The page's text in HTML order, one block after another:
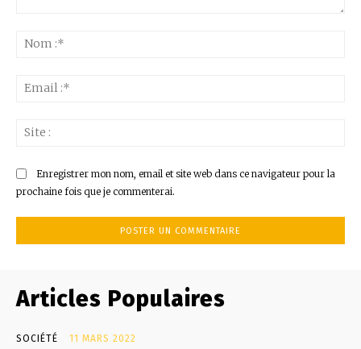
Enregistrer mon nom, email et site web dans ce navigateur pour la
prochaine fois que je commenterai.
Articles Populaires
SOCIÉTÉ 11 MARS 2022